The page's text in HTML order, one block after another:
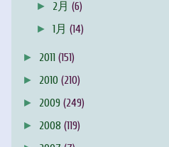
► 2月(6)
►1月(14)
► 2011 (151)
► 2010 (210)
► 2009 (249)
► 2008 (119)